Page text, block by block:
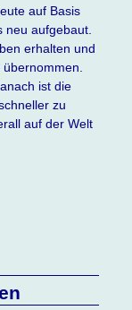
auf Basis
aufgebaut.
erhalten und
ist die
zu
auf der Welt